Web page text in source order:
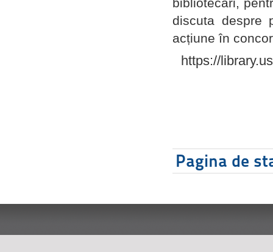
bibliotecari,
discuta despre
acțiune în
https://
Pagina de